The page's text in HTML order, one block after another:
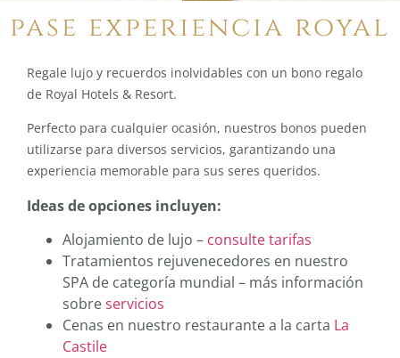
pase experiencia royal
Regale lujo y recuerdos inolvidables con un bono regalo
de Royal Hotels & Resort.
Perfecto para cualquier ocasión, nuestros bonos pueden
utilizarse para diversos servicios, garantizando una
experiencia memorable para sus seres queridos.
Ideas de opciones incluyen:
Alojamiento de lujo – consulte tarifas
Tratamientos rejuvenecedores en nuestro
SPA de categoría mundial – más información
sobreservicios
Cenas en nuestro restaurante a la carta La
Castile